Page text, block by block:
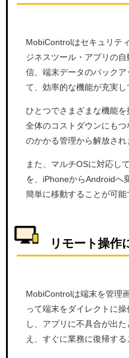
MobiControlはセキュリテ
ジネスツール・アプリの
信、端末データのバック
て、効率的な機能が充実し
ひとつでさまざまな機能
全体のコストダウンにも
のかかる管理から解放され
また、マルチOSに対応し
を、iPhoneからAndroidへ
簡単に移動することが可能
リモート操作
MobiControlは端末を管理
って端末をダイレクトに
し、アプリに不具合が出
え、すぐに業務に復帰する